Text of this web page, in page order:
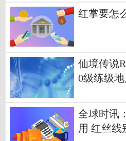
红掌要怎
仙境传说
0级练级
全球时讯
用 红丝线